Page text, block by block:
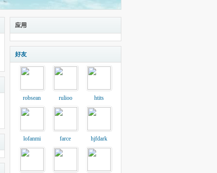
应用
好友
robsean rulioo htits
lofanmi farce hjfdark